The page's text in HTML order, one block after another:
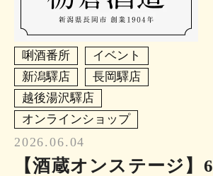
唎酒番所
イベント
新潟驛店
長岡驛店
越後湯沢驛店
オンラインショップ
2026.06.04
【酒蔵オンステージ】6